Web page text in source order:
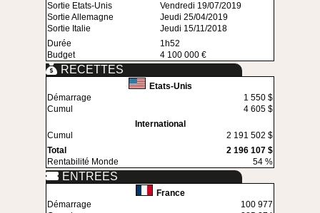
Sortie Etats-Unis
Vendredi 19/07/2019
Sortie Allemagne
Jeudi 25/04/2019
Sortie Italie
Jeudi 15/11/2018
Durée
1h52
Budget
4 100 000 €
RECETTES
Etats-Unis
Démarrage
1 550 $
Cumul
4 605 $
International
Cumul
2 191 502 $
Total
2 196 107 $
Rentabilité Monde
54 %
ENTREES
France
Démarrage
100 977